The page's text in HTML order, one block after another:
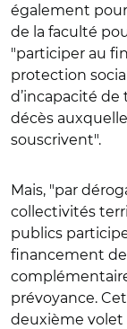
également
de la faculté
"participer au
protection
d’incapacité de
décès
souscrivent".
Mais, "par
collectivités
publics
financement
prévoyance.
deuxième